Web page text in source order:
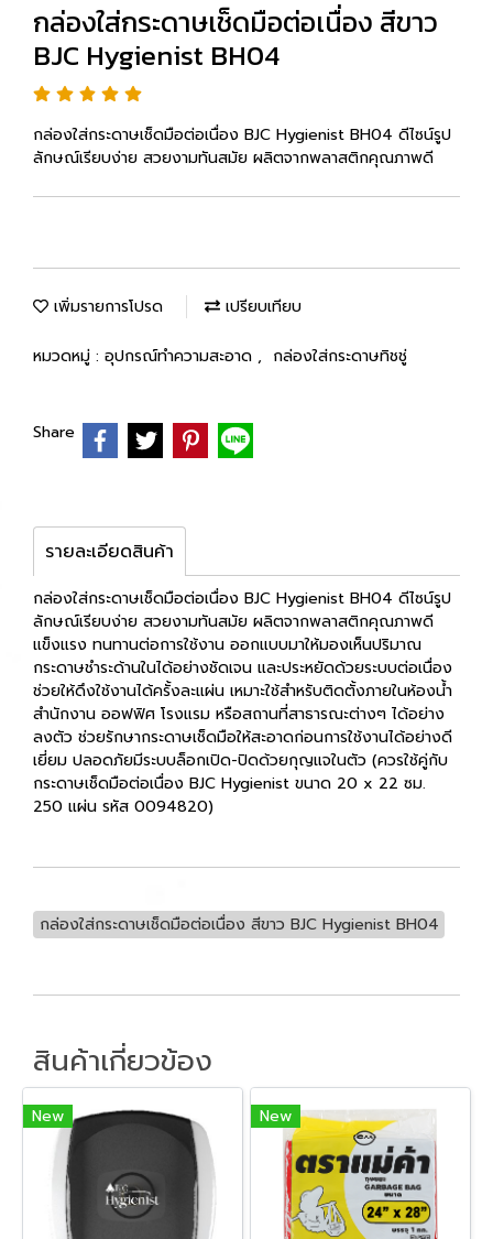
กล่องใส่กระดาษเช็ดมือต่อเนื่อง สีขาว
BJC Hygienist BH04
กล่องใส่กระดาษเช็ดมือต่อเนื่อง BJC Hygienist BH04 ดีไซน์รูป
ลักษณ์เรียบง่าย สวยงามทันสมัย ผลิตจากพลาสติกคุณภาพดี
เพิ่มรายการโปรด เปรียบเทียบ
หมวดหมู่ : อุปกรณ์ทำความสะอาด , กล่องใส่กระดาษทิชชู่
Share
รายละเอียดสินค้า
กล่องใส่กระดาษเช็ดมือต่อเนื่อง BJC Hygienist BH04 ดีไซน์รูป
ลักษณ์เรียบง่าย สวยงามทันสมัย ผลิตจากพลาสติกคุณภาพดี
แข็งแรง ทนทานต่อการใช้งาน ออกแบบมาให้มองเห็นปริมาณ
กระดาษชำระด้านในได้อย่างชัดเจน และประหยัดด้วยระบบต่อเนื่อง
ช่วยให้ดึงใช้งานได้ครั้งละแผ่น เหมาะใช้สำหรับติดตั้งภายในห้องน้ำ
สำนักงาน ออฟฟิศ โรงแรม หรือสถานที่สาธารณะต่างๆ ได้อย่าง
ลงตัว ช่วยรักษากระดาษเช็ดมือให้สะอาดก่อนการใช้งานได้อย่างดี
เยี่ยม ปลอดภัยมีระบบล็อกเปิด-ปิดด้วยกุญแจในตัว (ควรใช้คู่กับ
กระดาษเช็ดมือต่อเนื่อง BJC Hygienist ขนาด 20 x 22 ซม.
250 แผ่น รหัส 0094820)
กล่องใส่กระดาษเช็ดมือต่อเนื่อง สีขาว BJC Hygienist BH04
สินค้าเกี่ยวข้อง
New New